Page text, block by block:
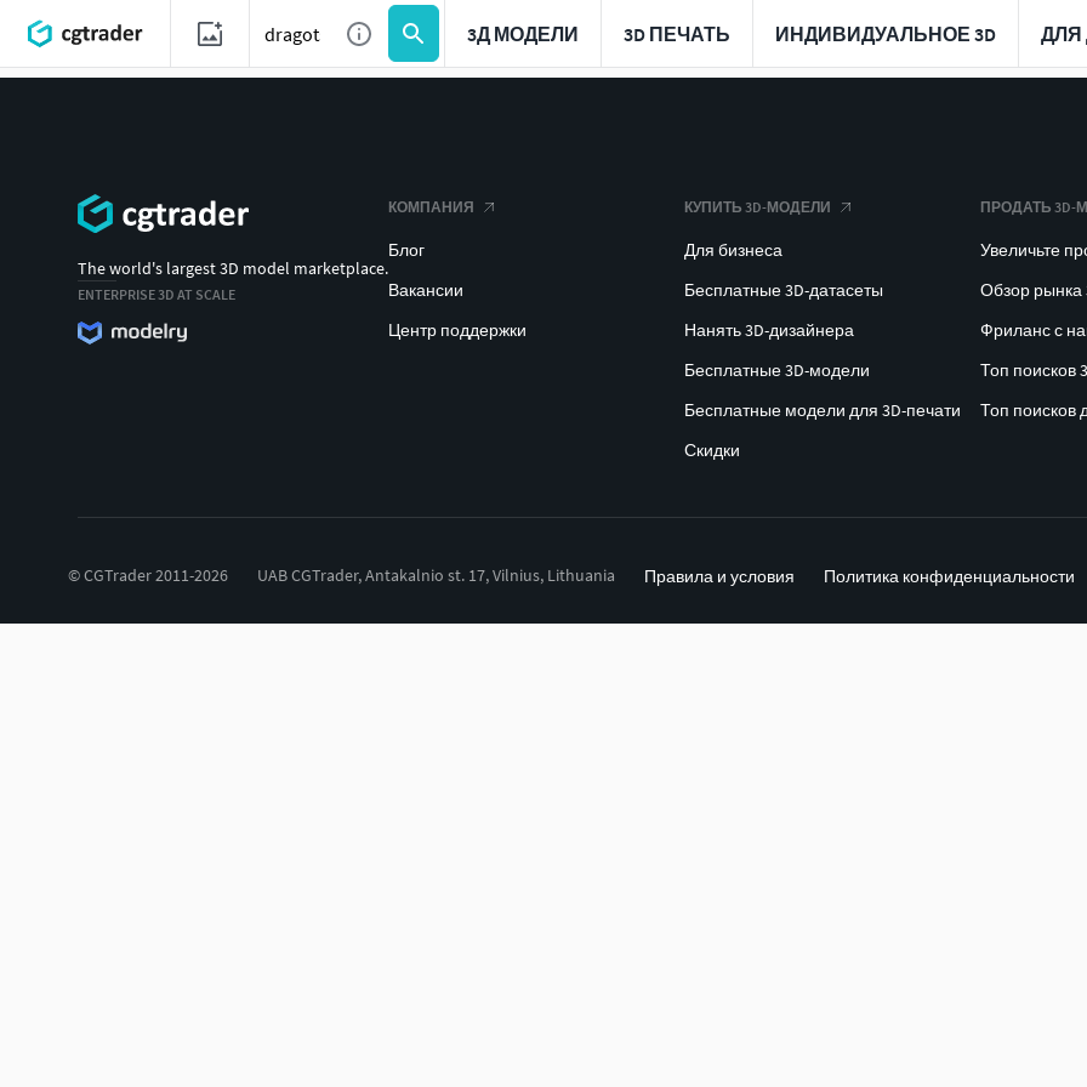
3Д МОДЕЛИ 3D ПЕЧАТЬ ИНДИВИДУАЛЬНОЕ 3D ДЛЯ
The world's largest 3D model marketplace.
ENTERPRISE 3D AT SCALE
КОМПАНИЯ
Блог
Вакансии
Центр поддержки
КУПИТЬ 3D-МОДЕЛИ
Для бизнеса
Бесплатные 3D-датасеты
Нанять 3D-дизайнера
Бесплатные 3D-модели
Бесплатные модели для 3D-печати
Скидки
ПРОДАТЬ 3D-
Увеличьте
Обзор рынка
Фриланс с
Топ поисков
Топ поисков
© CGTrader 2011-2026 UAB CGTrader, Antakalnio st. 17, Vilnius, Lithuania Правила и условия Политика конфиденциальности